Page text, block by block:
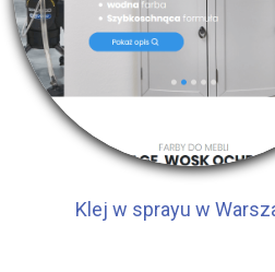
Klej w sprayu w